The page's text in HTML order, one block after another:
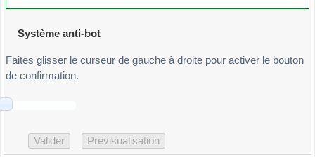
Système anti-bot
Faites glisser le curseur de gauche à droite pour activer le bouton
de confirmation.